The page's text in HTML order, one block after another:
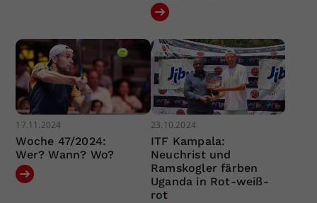
17.11.2024
Woche 47/2024:
Wer? Wann? Wo?
23.10.2024
ITF Kampala:
Neuchrist und
Ramskogler färben
Uganda in Rot-weiß-
rot